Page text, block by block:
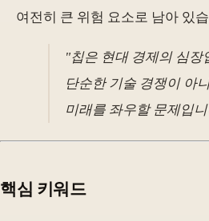
여전히 큰 위험 요소로 남아 있
"칩은 현대 경제의 심장
단순한 기술 경쟁이 아
미래를 좌우할 문제입
핵심 키워드